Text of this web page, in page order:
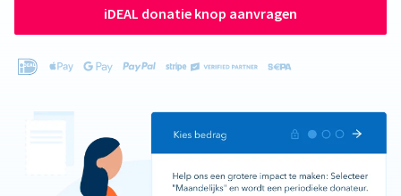
iDEAL donatie knop aanvragen